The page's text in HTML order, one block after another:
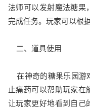
法师可以发射魔法糖果
完成任务。玩家可以根
二、道具使用
在神奇的糖果乐园游
止痛药可以帮助玩家在
让玩家更好地看到自己